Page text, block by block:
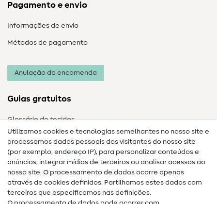
Pagamento e envio
Informações de envio
Métodos de pagamento
Anulação da encomenda
Guias gratuitos
Glossário de tecidos
Guias de costura
Ajuda e contacto
Contacto
Utilizamos cookies e tecnologias semelhantes no nosso site e
processamos dados pessoais dos visitantes do nosso site
(por exemplo, endereço IP), para personalizar conteúdos e
anúncios, integrar mídias de terceiros ou analisar acessos ao
nosso site. O processamento de dados ocorre apenas
através de cookies definidos. Partilhamos estes dados com
terceiros que especificamos nas definições.